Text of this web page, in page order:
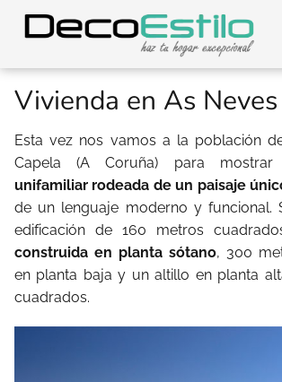
Vivienda en As Neves
Esta vez nos vamos a la población
Capela (A Coruña) para mostrar
unifamiliar rodeada de un paisaje
de un lenguaje moderno y funcional.
edificación de 160 metros
construida en planta sótano, 300
en planta baja y un altillo en planta
cuadrados.